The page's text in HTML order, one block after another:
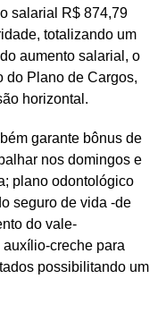
salarial R$ 874,79
totalizando um
aumento salarial, o
do Plano de Cargos,
horizontal.
garante bônus de
nos domingos e
plano odontológico
seguro de vida -de
do vale-
creche para
possibilitando um